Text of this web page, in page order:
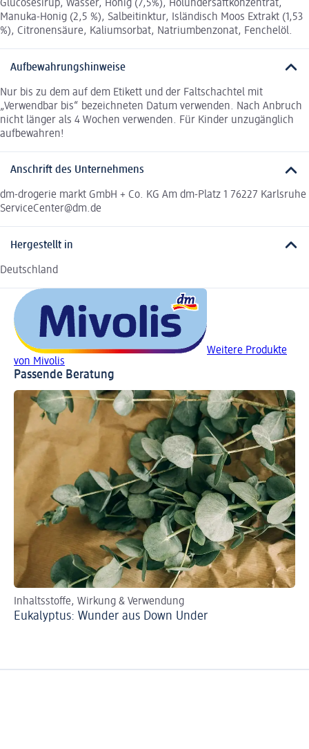
Glucosesirup, Wasser, Honig (7,5%), Holundersaftkonzentrat,
Manuka-Honig (2,5 %), Salbeitinktur, Isländisch Moos Extrakt (1,53
%), Citronensäure, Kaliumsorbat, Natriumbenzonat, Fenchelöl.
Aufbewahrungshinweise
Nur bis zu dem auf dem Etikett und der Faltschachtel mit
„Verwendbar bis“ bezeichneten Datum verwenden. Nach Anbruch
nicht länger als 4 Wochen verwenden. Für Kinder unzugänglich
aufbewahren!
Anschrift des Unternehmens
dm-drogerie markt GmbH + Co. KG Am dm-Platz 1 76227 Karlsruhe
ServiceCenter@dm.de
Hergestellt in
Deutschland
Weitere Produkte
von Mivolis
Passende Beratung
Inhaltsstoffe, Wirkung & Verwendung
Eukalyptus: Wunder aus Down Under